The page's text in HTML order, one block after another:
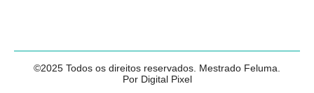
©2025 Todos os direitos reservados. Mestrado Feluma.
Por Digital Pixel